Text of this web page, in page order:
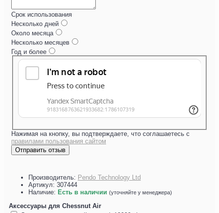
Срок использования
Несколько дней
Около месяца
Несколько месяцев
Год и более
Нажимая на кнопку, вы подтверждаете, что соглашаетесь с
правилами пользования сайтом
Отправить отзыв
Производитель: Pendo Technology Ltd
Артикул: 307444
Наличие: Есть в наличии (уточняйте у менеджера)
Аксессуары для Chessnut Air